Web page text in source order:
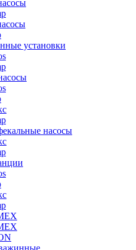
установки
насосы